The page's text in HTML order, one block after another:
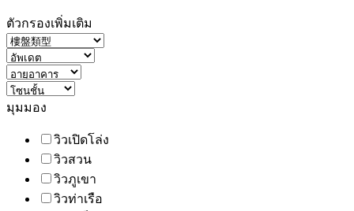
ตัวกรองเพิ่มเติม
มุมมอง
วิวเปิดโล่ง
วิวสวน
วิวภูเขา
วิวท่าเรือ